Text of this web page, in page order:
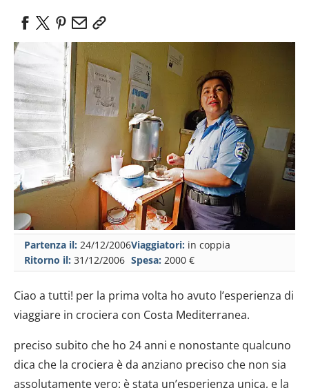
Partenza il: 24/12/2006
Ritorno il: 31/12/2006
Viaggiatori: in coppia
Spesa: 2000 €
Ciao a tutti! per la prima volta ho avuto l’esperienza di
viaggiare in crociera con Costa Mediterranea.
preciso subito che ho 24 anni e nonostante qualcuno
dica che la crociera è da anziano preciso che non sia
assolutamente vero: è stata un’esperienza unica, e la